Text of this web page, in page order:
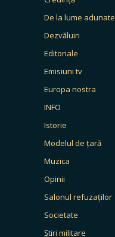
De la lume adunate
Dezvăluiri
Editoriale
Emisiuni tv
Europa nostra
INFO
Istorie
Modelul de țară
Muzica
Opinii
Salonul refuzaților
Societate
Știri militare